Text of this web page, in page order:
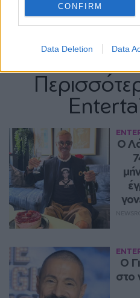
CONFIRM
Data Deletion Data
Ο
O
στο